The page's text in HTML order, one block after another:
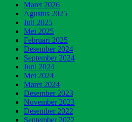
Maret 2026
Agustus 2025
Juli 2025
Mei 2025
Februari 2025
Desember 2024
September 2024
Juni 2024
Mei 2024
Maret 2024
Desember 2023
November 2023
Desember 2022
September 2022